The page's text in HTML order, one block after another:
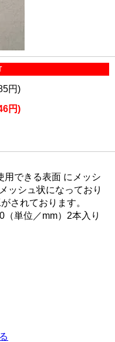
円)
円)
用できる表面 にメッシ
ッシュ状になっており
されております。
単位／mm）2本入り